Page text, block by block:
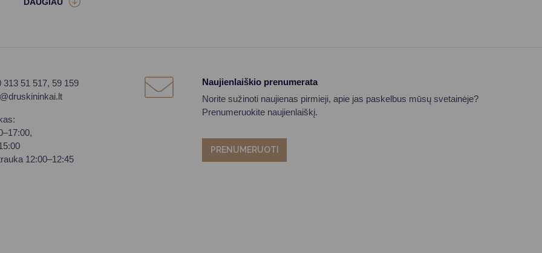
313 51 517, 59 159
12:00–12:45
Naujienlaiškio prenumerata
Norite sužinoti naujienas pirmieji, apie jas paskelbus mūsų svetainėje?
Prenumeruokite naujienlaiškį.
PRENUMERUOTI